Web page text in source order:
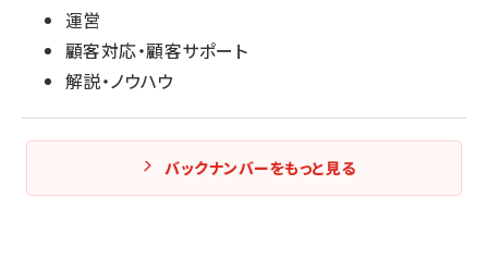
運営
顧客対応・顧客サポート
解説・ノウハウ
バックナンバーをもっと見る